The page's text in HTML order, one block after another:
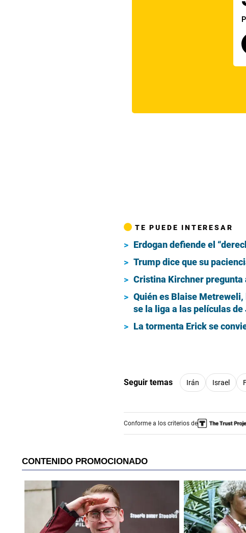
TE PUEDE INTERESAR
Erdogan defiende el
Trump dice que su
Cristina Kirchner pregunta
Quién es Blaise
se la liga a las películas de
La tormenta Erick se
Seguir temas Irán Israel
Conforme a los criterios de